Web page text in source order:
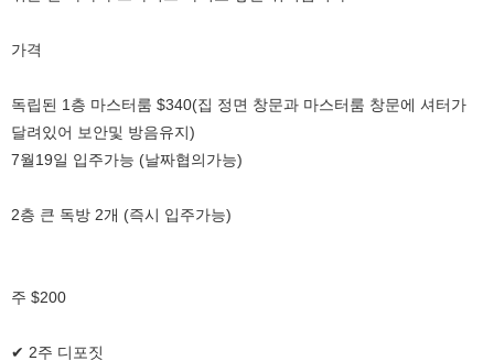
가격
독립된 1층 마스터룸 $340(집 정면 창문과 마스터룸 창문에 셔터가
달려있어 보안및 방음유지)
7월19일 입주가능 (날짜협의가능)
2층 큰 독방 2개 (즉시 입주가능)
주 $200
✔ 2주 디포짓